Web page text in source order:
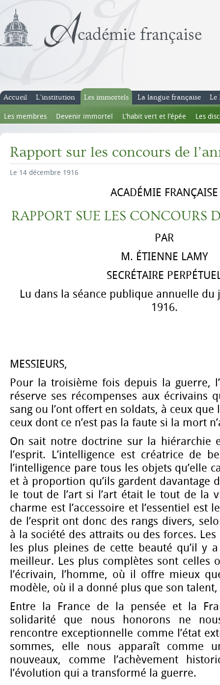
Accueil L’institution Les immortels
Les membres Devenir immortel L’habit vert et l’épée Les
La langue française Le
Rapport sur les concours de
Le 14 décembre 1916
ACADÉMIE FRANÇAISE
RAPPORT SUE LES CONCOURS
PAR
M. ÉTIENNE LAMY
SECRÉTAIRE
Lu dans la séance publique annuelle du
1916.
MESSIEURS,
Pour la troisième fois depuis la guerre,
réserve ses récompenses aux écrivains
sang ou l’ont offert en soldats, à ceux
ceux dont ce n’est pas la faute si la mort
On sait notre doctrine sur la hiérarchie
l’esprit. L’intelligence est créatrice de
l’intelligence pare tous les objets qu’elle
et à proportion qu’ils gardent davantage
le tout de l’art si l’art était le tout de la
charme est l’accessoire et l’essentiel est
de l’esprit ont donc des rangs divers,
à la société des attraits ou des forces.
les plus pleines de cette beauté qu’il y
meilleur. Les plus complètes sont celles
l’écrivain, l’homme, où il offre mieux
modèle, où il a donné plus que son talent,
Entre la France de la pensée et la
solidarité que nous honorons ne
rencontre exceptionnelle comme l’état
sommes, elle nous apparaît comme
nouveaux, comme l’achèvement
l’évolution qui a transformé la guerre.